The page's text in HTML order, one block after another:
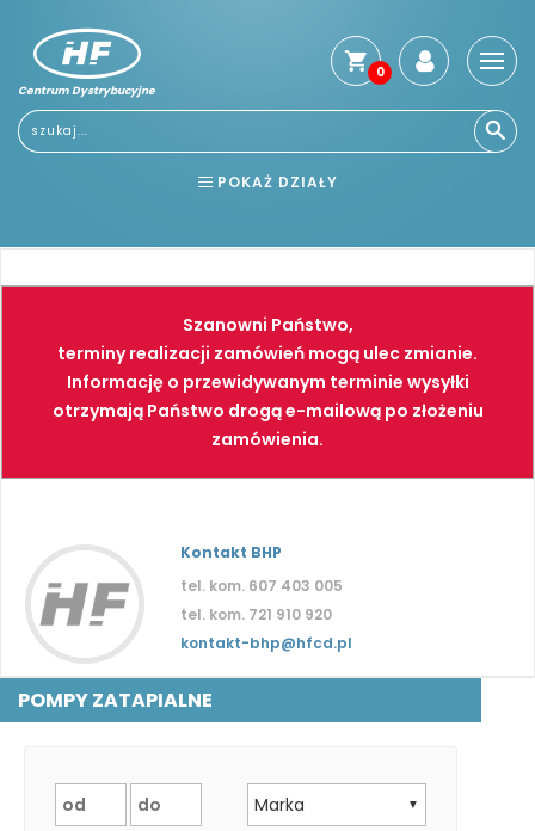
Centrum Dystrybucyjne
0
POKAŻ DZIAŁY
NARZĘDZIA SPAWALNICTWO
FARBY PNEUMATYKA
Szanowni Państwo,
terminy realizacji zamówień mogą ulec zmianie.
Informację o przewidywanym terminie wysyłki
otrzymają Państwo drogą e-mailową po złożeniu
zamówienia.
Kontakt BHP
tel. kom. 607 403 005
tel. kom. 721 910 920
kontakt-bhp@hfcd.pl
POMPY ZATAPIALNE
▼
Marka